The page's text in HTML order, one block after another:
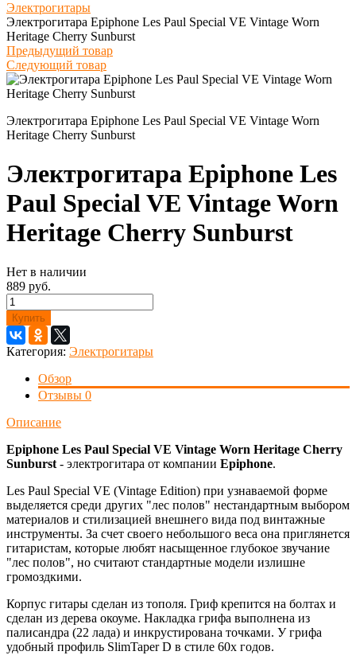
Электрогитары
Электрогитара Epiphone Les Paul Special VE Vintage Worn
Heritage Cherry Sunburst
Предыдущий товар
Следующий товар
Электрогитара Epiphone Les Paul Special VE Vintage Worn
Heritage Cherry Sunburst
Электрогитара Epiphone Les
Paul Special VE Vintage Worn
Heritage Cherry Sunburst
Нет в наличии
889 руб.
Купить
Категория: Электрогитары
Обзор
Отзывы 0
Описание
Epiphone Les Paul Special VE Vintage Worn Heritage Cherry
Sunburst - электрогитара от компании Epiphone.
Les Paul Special VE (Vintage Edition) при узнаваемой форме
выделяется среди других "лес полов" нестандартным выбором
материалов и стилизацией внешнего вида под винтажные
инструменты. За счет своего небольшого веса она приглянется
гитаристам, которые любят насыщенное глубокое звучание
"лес полов", но считают стандартные модели излишне
громоздкими.
Корпус гитары сделан из тополя. Гриф крепится на болтах и
сделан из дерева окоуме. Накладка грифа выполнена из
палисандра (22 лада) и инкрустирована точками. У грифа
удобный профиль SlimTaper D в стиле 60х годов.